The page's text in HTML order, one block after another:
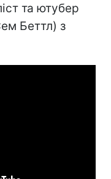
та ютубер
Беттл) з